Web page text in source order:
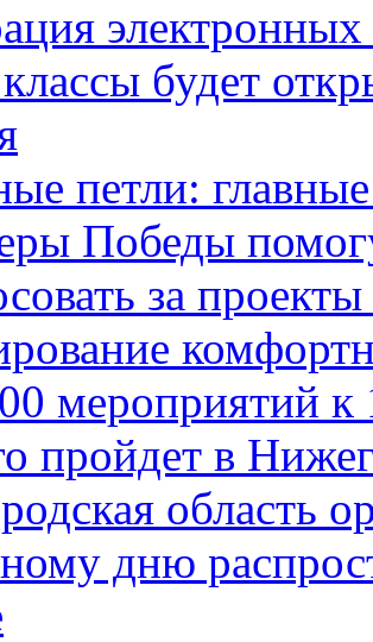
будет
петли:
Победы
за
мероприятий
пройдет в
область
дню